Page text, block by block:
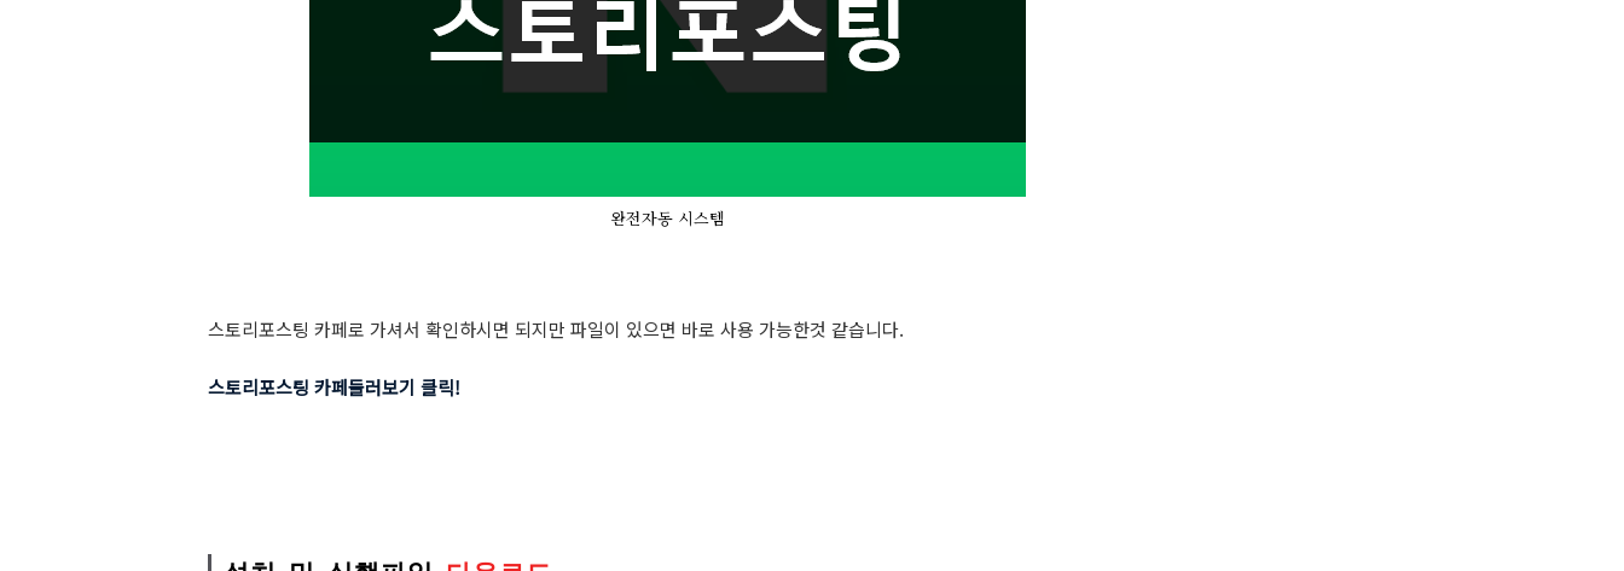
완전자동 시스템
스토리포스팅 카페로 가셔서 확인하시면 되지만 파일이 있으면 바로 사용 가능한것 같습니다.
스토리포스팅 카페둘러보기 클릭!